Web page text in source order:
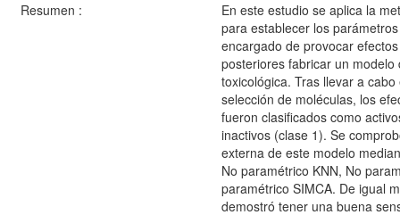
Resumen :
En este estudio se aplica la
para establecer los
encargado de provocar
posteriores fabricar un modelo
toxicológica. Tras llevar a
selección de moléculas, los
fueron clasificados como
inactivos (clase 1). Se
externa de este modelo
No paramétrico KNN, No
paramétrico SIMCA. De igual
demostró tener una buena